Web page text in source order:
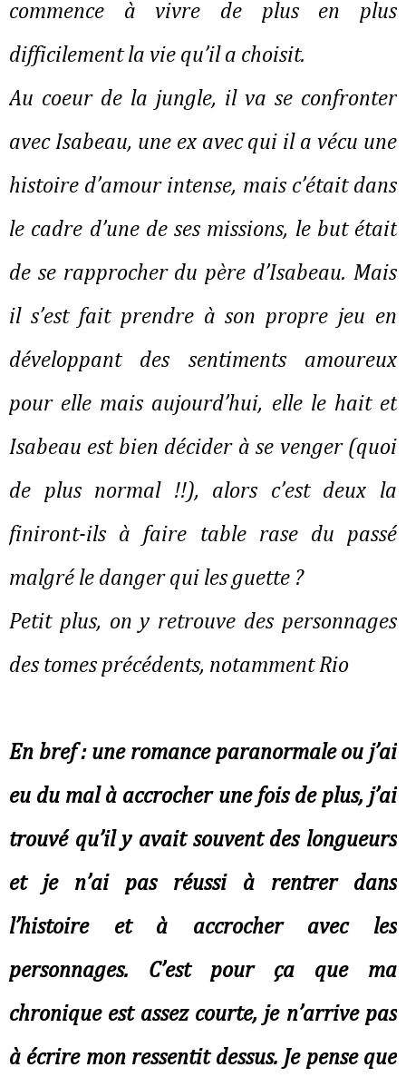
commence à vivre de plus en plus
difficilement la vie qu’il a choisit.
Au coeur de la jungle, il va se confronter
avec Isabeau, une ex avec qui il a vécu une
histoire d’amour intense, mais c’était dans
le cadre d’une de ses missions, le but était
de se rapprocher du père d’Isabeau. Mais
il s’est fait prendre à son propre jeu en
développant des sentiments amoureux
pour elle mais aujourd’hui, elle le hait et
Isabeau est bien décider à se venger (quoi
de plus normal !!), alors c’est deux la
finiront-ils à faire table rase du passé
malgré le danger qui les guette ?
Petit plus, on y retrouve des personnages
des tomes précédents, notamment Rio
En bref : une romance paranormale ou j’ai
eu du mal à accrocher une fois de plus, j’ai
trouvé qu’il y avait souvent des longueurs
et je n’ai pas réussi à rentrer dans
l’histoire et à accrocher avec les
personnages. C’est pour ça que ma
chronique est assez courte, je n’arrive pas
à écrire mon ressentit dessus. Je pense que